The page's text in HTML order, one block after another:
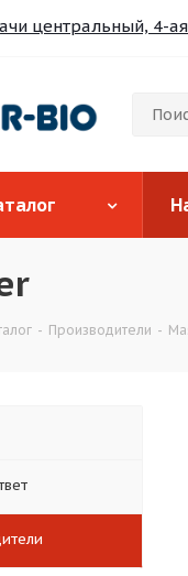
центральный, 4-
- Производители -